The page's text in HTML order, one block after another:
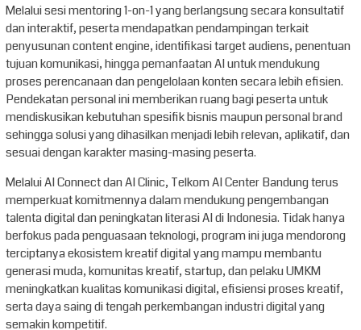
Melalui sesi mentoring 1-on-1 yang berlangsung secara konsultatif
dan interaktif, peserta mendapatkan pendampingan terkait
penyusunan content engine, identifikasi target audiens, penentuan
tujuan komunikasi, hingga pemanfaatan AI untuk mendukung
proses perencanaan dan pengelolaan konten secara lebih efisien.
Pendekatan personal ini memberikan ruang bagi peserta untuk
mendiskusikan kebutuhan spesifik bisnis maupun personal brand
sehingga solusi yang dihasilkan menjadi lebih relevan, aplikatif, dan
sesuai dengan karakter masing-masing peserta.
Melalui AI Connect dan AI Clinic, Telkom AI Center Bandung terus
memperkuat komitmennya dalam mendukung pengembangan
talenta digital dan peningkatan literasi AI di Indonesia. Tidak hanya
berfokus pada penguasaan teknologi, program ini juga mendorong
terciptanya ekosistem kreatif digital yang mampu membantu
generasi muda, komunitas kreatif, startup, dan pelaku UMKM
meningkatkan kualitas komunikasi digital, efisiensi proses kreatif,
serta daya saing di tengah perkembangan industri digital yang
semakin kompetitif.